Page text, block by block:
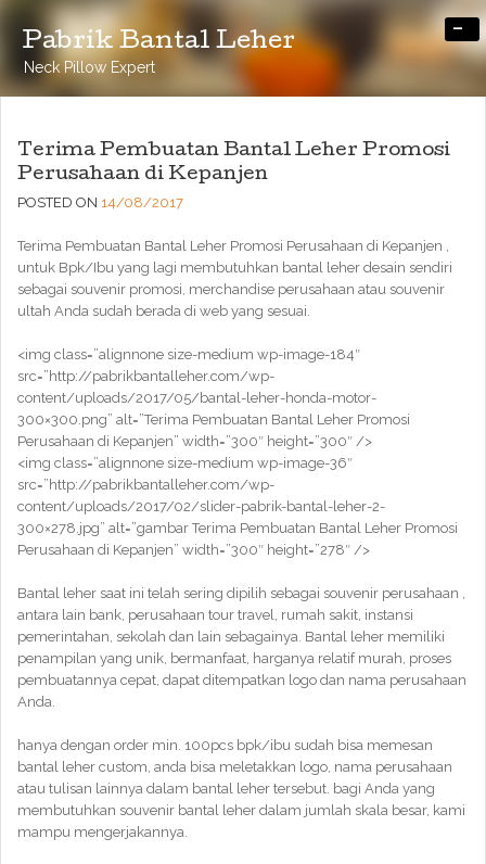
Pabrik Bantal Leher
Neck Pillow Expert
-
Terima Pembuatan Bantal Leher Promosi
Perusahaan di Kepanjen
POSTED ON 14/08/2017
Terima Pembuatan Bantal Leher Promosi Perusahaan di Kepanjen ,
untuk Bpk/Ibu yang lagi membutuhkan bantal leher desain sendiri
sebagai souvenir promosi, merchandise perusahaan atau souvenir
ultah Anda sudah berada di web yang sesuai.
<img class=”alignnone size-medium wp-image-184″
src=”http://pabrikbantalleher.com/wp-
content/uploads/2017/05/bantal-leher-honda-motor-
300×300.png” alt=”Terima Pembuatan Bantal Leher Promosi
Perusahaan di Kepanjen” width=”300″ height=”300″ />
<img class=”alignnone size-medium wp-image-36″
src=”http://pabrikbantalleher.com/wp-
content/uploads/2017/02/slider-pabrik-bantal-leher-2-
300×278.jpg” alt=”gambar Terima Pembuatan Bantal Leher Promosi
Perusahaan di Kepanjen” width=”300″ height=”278″ />
Bantal leher saat ini telah sering dipilih sebagai souvenir perusahaan ,
antara lain bank, perusahaan tour travel, rumah sakit, instansi
pemerintahan, sekolah dan lain sebagainya. Bantal leher memiliki
penampilan yang unik, bermanfaat, harganya relatif murah, proses
pembuatannya cepat, dapat ditempatkan logo dan nama perusahaan
Anda.
hanya dengan order min. 100pcs bpk/ibu sudah bisa memesan
bantal leher custom, anda bisa meletakkan logo, nama perusahaan
atau tulisan lainnya dalam bantal leher tersebut. bagi Anda yang
membutuhkan souvenir bantal leher dalam jumlah skala besar, kami
mampu mengerjakannya.